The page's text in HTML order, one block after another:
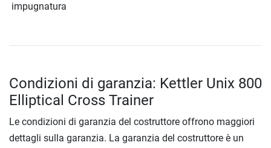
impugnatura
Condizioni di garanzia: Kettler Unix 800
Elliptical Cross Trainer
Le condizioni di garanzia del costruttore offrono maggiori
dettagli sulla garanzia. La garanzia del costruttore è un